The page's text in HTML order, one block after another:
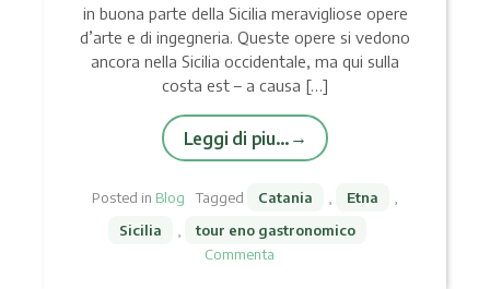
in buona parte della Sicilia meravigliose opere
d’arte e di ingegneria. Queste opere si vedono
ancora nella Sicilia occidentale, ma qui sulla
costa est – a causa […]
Leggi di piu…
Posted in Blog Tagged Catania Etna
Sicilia
tour eno gastronomico
Commenta